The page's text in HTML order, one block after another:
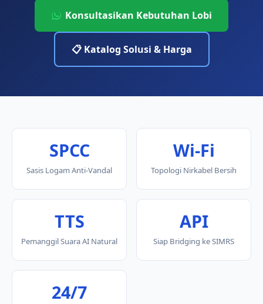
Konsultasikan Kebutuhan Lobi
📋 Katalog Solusi & Harga
SPCC
Sasis Logam Anti-Vandal
Wi-Fi
Topologi Nirkabel Bersih
TTS
Pemanggil Suara AI Natural
API
Siap Bridging ke SIMRS
24/7